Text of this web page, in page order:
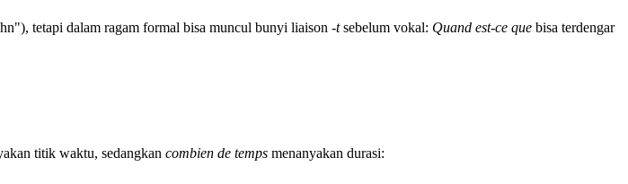
tetapi dalam ragam formal bisa muncul bunyi liaison -tsebelum vokal: Quand est-ce que bisa terdengar
titik waktu, sedangkan combien de temps menanyakan durasi: